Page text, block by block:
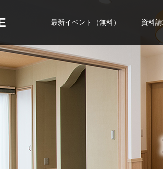
最新イベント（無料） 資料